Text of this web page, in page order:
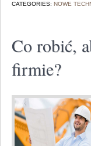
CATEGORIES: NOWE
Co robić,
firmie?